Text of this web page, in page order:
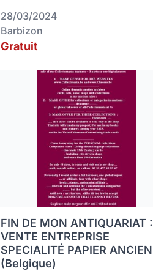
28/03/2024
Barbizon
Gratuit
FIN DE MON ANTIQUARIAT :
VENTE ENTREPRISE
SPECIALITÉ PAPIER ANCIEN
(Belgique)